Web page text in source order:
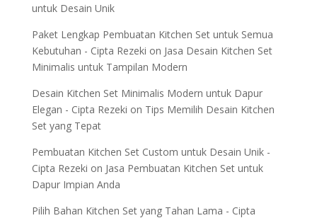
untuk Desain Unik
Paket Lengkap Pembuatan Kitchen Set untuk Semua
Kebutuhan - Cipta Rezeki on Jasa Desain Kitchen Set
Minimalis untuk Tampilan Modern
Desain Kitchen Set Minimalis Modern untuk Dapur
Elegan - Cipta Rezeki on Tips Memilih Desain Kitchen
Set yang Tepat
Pembuatan Kitchen Set Custom untuk Desain Unik -
Cipta Rezeki on Jasa Pembuatan Kitchen Set untuk
Dapur Impian Anda
Pilih Bahan Kitchen Set yang Tahan Lama - Cipta